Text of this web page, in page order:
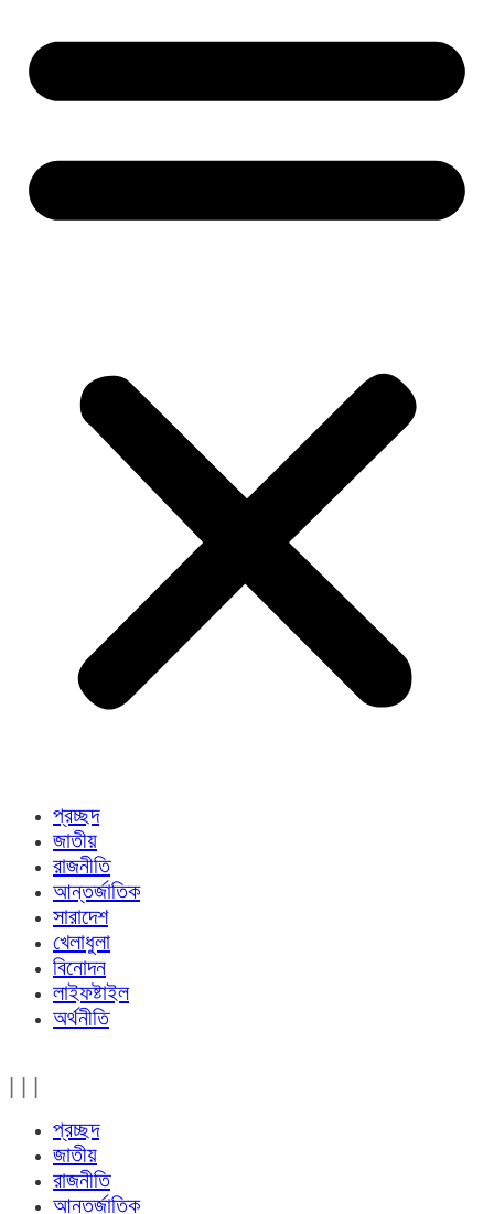
প্রচ্ছদ
জাতীয়
রাজনীতি
আন্তর্জাতিক
সারাদেশ
খেলাধুলা
বিনোদন
লাইফষ্টাইল
অর্থনীতি
প্রচ্ছদ
জাতীয়
রাজনীতি
আন্তর্জাতিক